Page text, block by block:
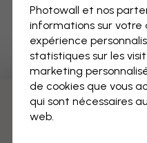
Page 1
Découvrez plus
Photowall et nos
informations sur votre
expérience
statistiques sur les
marketing
de cookies que vous
qui sont nécessaires
web.